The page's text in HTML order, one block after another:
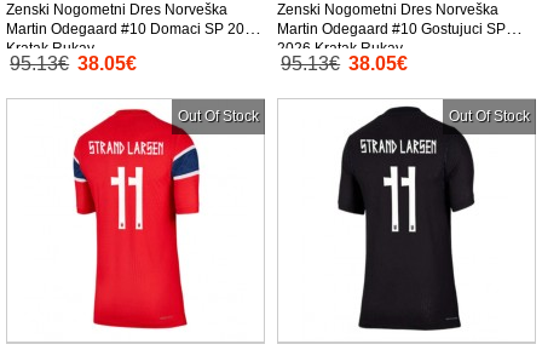
Zenski Nogometni Dres Norveška
Martin Odegaard #10 Domaci SP 2026
Kratak Rukav
95.13€ 38.05€
Zenski Nogometni Dres Norveška
Martin Odegaard #10 Gostujuci SP
2026 Kratak Rukav
95.13€ 38.05€
Out Of Stock Out Of Stock